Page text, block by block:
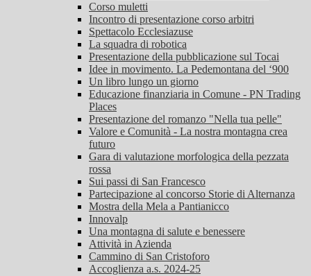
Corso muletti
Incontro di presentazione corso arbitri
Spettacolo Ecclesiazuse
La squadra di robotica
Presentazione della pubblicazione sul Tocai
Idee in movimento. La Pedemontana del ‘900
Un libro lungo un giorno
Educazione finanziaria in Comune - PN Trading
Places
Presentazione del romanzo "Nella tua pelle"
Valore e Comunità - La nostra montagna crea
futuro
Gara di valutazione morfologica della pezzata
rossa
Sui passi di San Francesco
Partecipazione al concorso Storie di Alternanza
Mostra della Mela a Pantianicco
Innovalp
Una montagna di salute e benessere
Attività in Azienda
Cammino di San Cristoforo
Accoglienza a.s. 2024-25